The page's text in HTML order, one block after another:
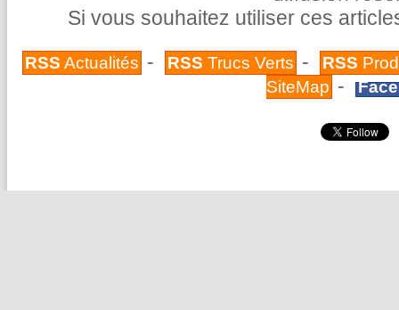
Si vous souhaitez utiliser ces
RSS Actualités - RSS Trucs Verts - RSS
SiteMap -